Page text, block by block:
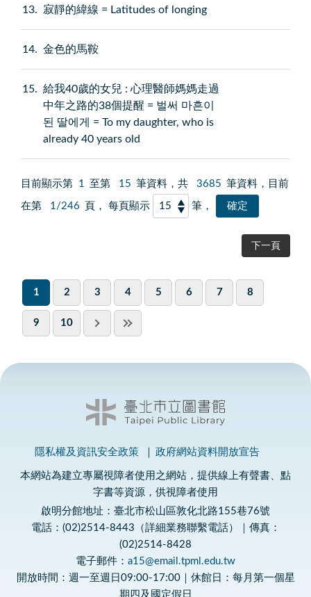
13 寂靜的緯線 = Latitudes of longing
14 金色的馬鞍
15
給我40歲的女兒 : 心理醫師媽媽走過
中年之路的38個提醒 = 벌써 마흔이
된 딸에게 = To my daughter, who is
already 40 years old
目前顯示第 1 至第 15 筆資料，共 3685 筆資料，目前
在第 1/246 頁， 每頁顯示 筆，
下一頁
1 2 3 4 5 6 7 8
9 10
隱私權及資訊安全政策 政府網站資料開放宣告
本網站為建立專屬視障者使用之網站，提供線上有聲書、點
字書等資源，供視障者使用
啟明分館地址：臺北市松山區敦化北路155巷76號
電話：(02)2514-8443（詳細業務聯繫電話）｜傳真：
(02)2514-8428
電子郵件： a15@email.tpml.edu.tw
開放時間：週一至週日09:00-17:00｜休館日：每月第一個星
期四及國定假日